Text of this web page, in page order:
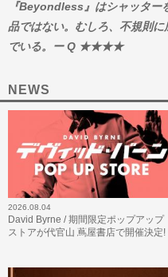
『Beyondless』はシャッター
品ではない。むしろ、不規則
でいる。ー Q ★★★★
NEWS
2026.08.04
David Byrne / 期間限定ポップアップ
ストアが代官山 蔦屋書店で開催決定!